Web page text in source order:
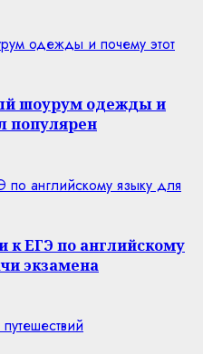
одежды и почему этот
шоурум одежды и
популярен
по английскому языку для
к ЕГЭ по английскому
экзамена